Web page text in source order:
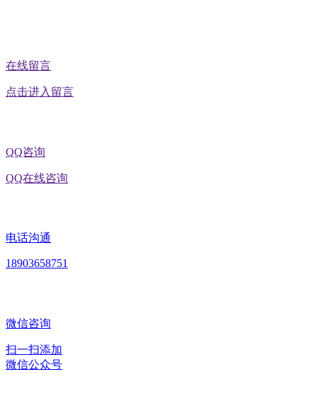
在线留言
点击进入留言
QQ咨询
QQ在线咨询
电话沟通
18903658751
微信咨询
扫一扫添加
微信公众号